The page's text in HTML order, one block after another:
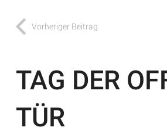
Vorheriger Beitrag
TAG DER
TÜR